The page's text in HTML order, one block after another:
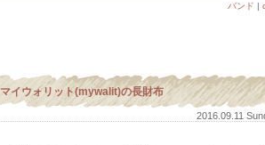
バンド |
マイウォリット(mywalit)の長財布
2016.09.11